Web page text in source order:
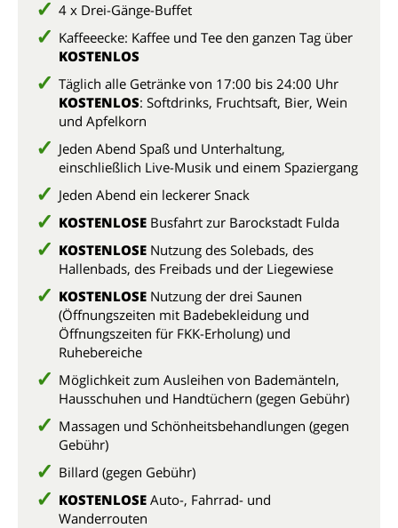
4 x Drei-Gänge-Buffet
Kaffeeecke: Kaffee und Tee den ganzen Tag über
KOSTENLOS
Täglich alle Getränke von 17:00 bis 24:00 Uhr
KOSTENLOS: Softdrinks, Fruchtsaft, Bier, Wein
und Apfelkorn
Jeden Abend Spaß und Unterhaltung,
einschließlich Live-Musik und einem Spaziergang
Jeden Abend ein leckerer Snack
KOSTENLOSE Busfahrt zur Barockstadt Fulda
KOSTENLOSE Nutzung des Solebads, des
Hallenbads, des Freibads und der Liegewiese
KOSTENLOSE Nutzung der drei Saunen
(Öffnungszeiten mit Badebekleidung und
Öffnungszeiten für FKK-Erholung) und
Ruhebereiche
Möglichkeit zum Ausleihen von Bademänteln,
Hausschuhen und Handtüchern (gegen Gebühr)
Massagen und Schönheitsbehandlungen (gegen
Gebühr)
Billard (gegen Gebühr)
KOSTENLOSE Auto-, Fahrrad- und
Wanderrouten